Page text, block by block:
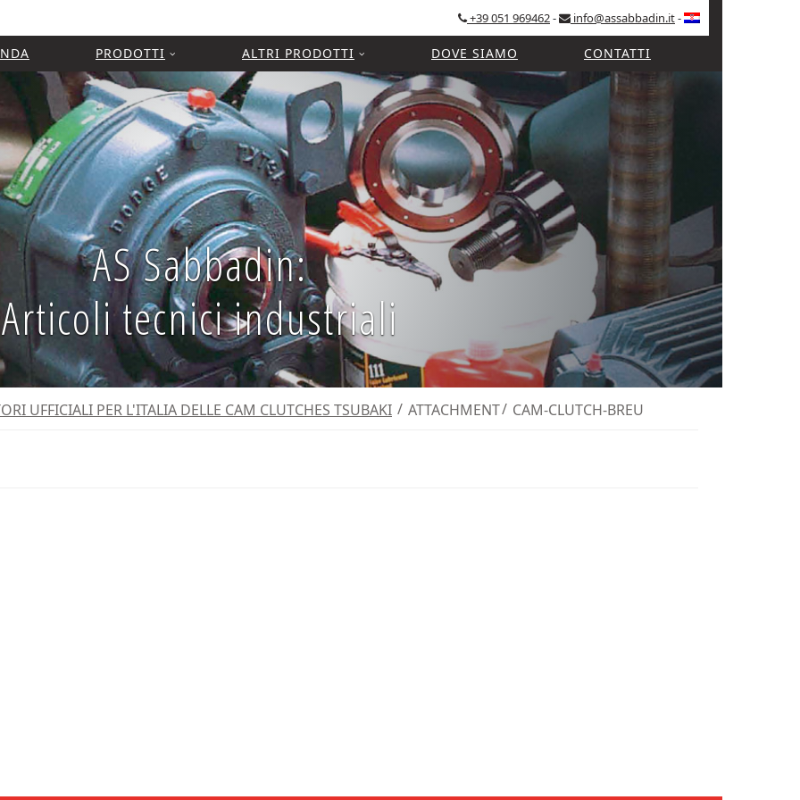
+39 051 969462- info@assabbadin.it-
PRODOTTI ALTRI PRODOTTI DOVE SIAMO CONTATTI
AS Sabbadin:
Articoli tecnici industriali
UFFICIALI PER L'ITALIA DELLE CAM CLUTCHES TSUBAKI ATTACHMENT CAM-CLUTCH-BREU